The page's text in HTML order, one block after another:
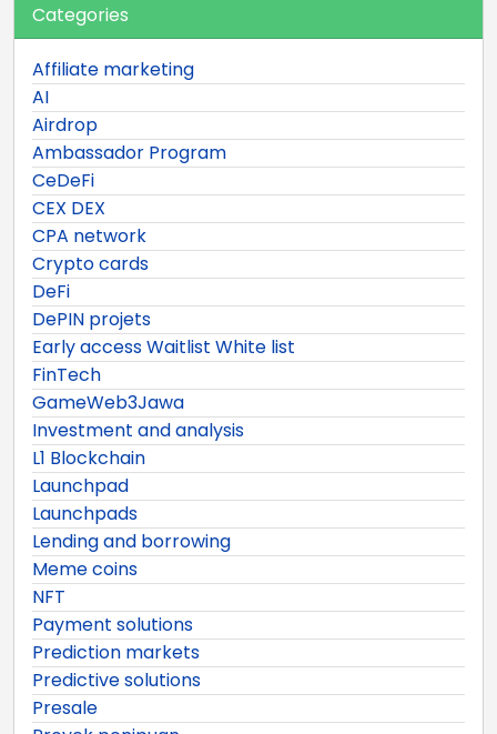
Categories
Affiliate marketing
AI
Airdrop
Ambassador Program
CeDeFi
CEX DEX
CPA network
Crypto cards
DeFi
DePIN projets
Early access Waitlist White list
FinTech
GameWeb3Jawa
Investment and analysis
L1 Blockchain
Launchpad
Launchpads
Lending and borrowing
Meme coins
NFT
Payment solutions
Prediction markets
Predictive solutions
Presale